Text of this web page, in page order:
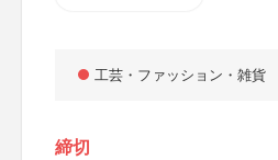
工芸・ファッション・雑貨
締切